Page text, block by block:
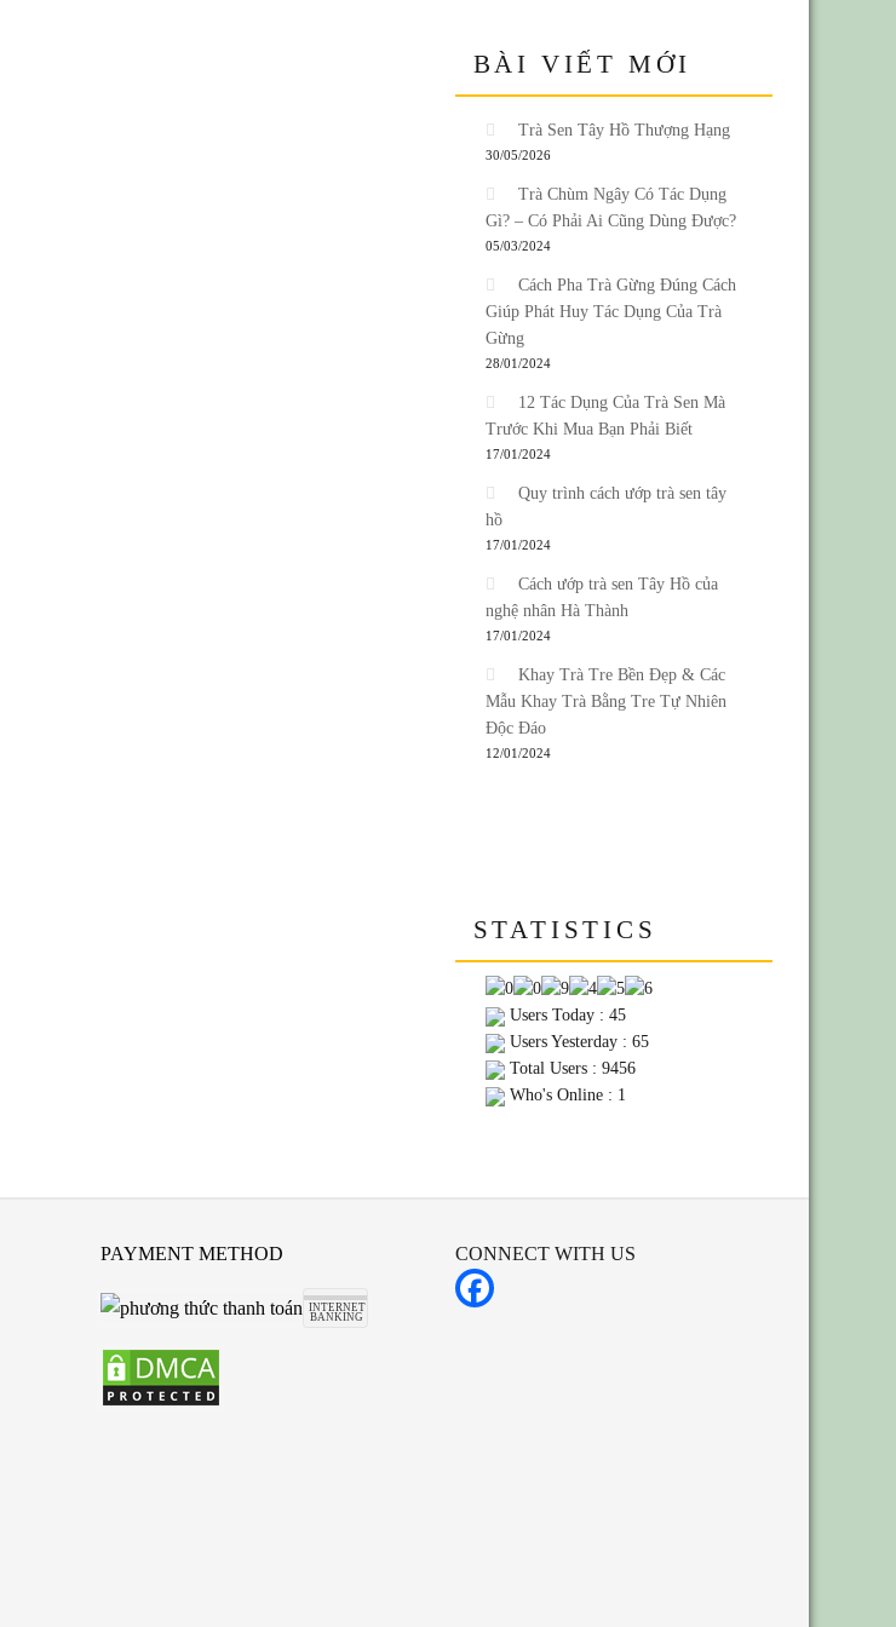
BÀI VIẾT MỚI
Trà Sen Tây Hồ Thượng Hạng
30/05/2026
Trà Chùm Ngây Có Tác Dụng
Gì? – Có Phải Ai Cũng Dùng Được?
05/03/2024
Cách Pha Trà Gừng Đúng Cách
Giúp Phát Huy Tác Dụng Của Trà
Gừng
28/01/2024
12 Tác Dụng Của Trà Sen Mà
Trước Khi Mua Bạn Phải Biết
17/01/2024
Quy trình cách ướp trà sen tây
hồ
17/01/2024
Cách ướp trà sen Tây Hồ của
nghệ nhân Hà Thành
17/01/2024
Khay Trà Tre Bền Đẹp & Các
Mẫu Khay Trà Bằng Tre Tự Nhiên
Độc Đáo
12/01/2024
STATISTICS
Users Today : 45
Users Yesterday : 65
Total Users : 9456
Who's Online : 1
PAYMENT METHOD CONNECT WITH US